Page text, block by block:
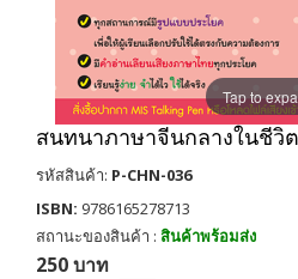
Tap to
สนทนาภาษาจีนกลางในชีวิ
รหัสสินค้า: P-CHN-036
ISBN: 9786165278713
สถานะของสินค้า : สินค้าพร้อมส่ง
250 บาท